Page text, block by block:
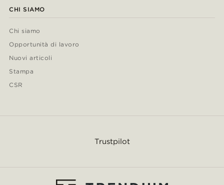
CHI SIAMO
Chi siamo
Opportunità di lavoro
Nuovi articoli
Stampa
CSR
Trustpilot